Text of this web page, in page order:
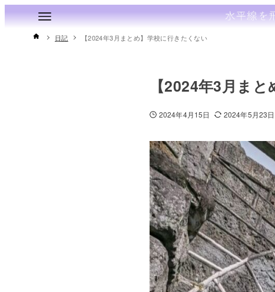
日記 【2024年3月まとめ】学校に行きたくない
【2024年3月ま
2024年4月15日 2024年5月23日